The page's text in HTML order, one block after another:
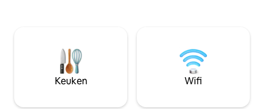
Keuken Wifi